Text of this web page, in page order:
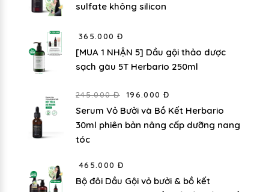
sulfate không silicon
365.000 Đ
[MUA 1 NHẬN 5] Dầu gội thảo dược
sạch gàu 5T Herbario 250ml
245.000 Đ 196.000 Đ
Serum Vỏ Bưởi và Bồ Kết Herbario
30ml phiên bản nâng cấp dưỡng nang
tóc
465.000 Đ
Bộ đôi Dầu Gội vỏ bưởi & bồ kết